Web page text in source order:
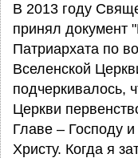
В 2013 году
принял документ
Патриархата по
Вселенской
подчеркивалось,
Церкви
Главе – Господу
Христу. Когда я